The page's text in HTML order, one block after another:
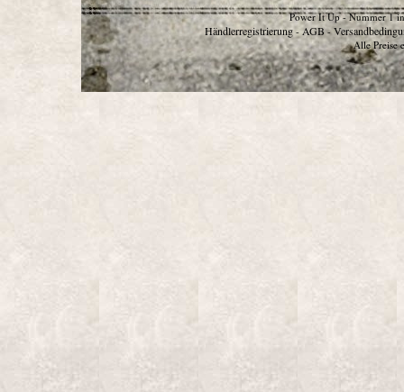
Power It Up - Nummer 1
Händlerregistrierung - AGB -
Alle Preise